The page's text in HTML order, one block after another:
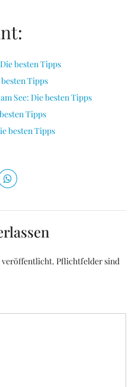
besten Tipps
Tipps
See: Die besten Tipps
Tipps
besten Tipps
Pflichtfelder sind